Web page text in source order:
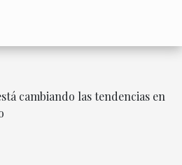
cambiando las tendencias en